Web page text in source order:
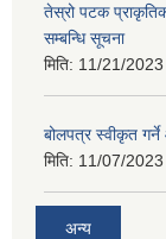
तेस्रो पटक
सम्बन्धि सूचना
मिति: 11/21/
बोलपत्र स्वीकृत
मिति: 11/07/
अन्य